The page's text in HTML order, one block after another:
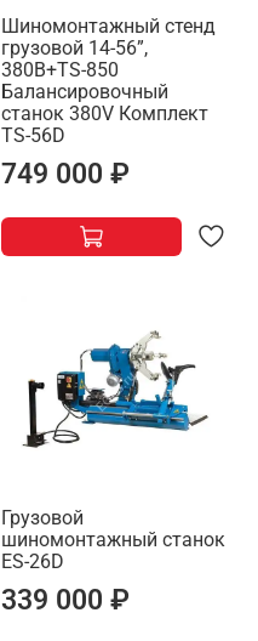
Шиномонтажный стенд
грузовой 14-56”,
380В+TS-850
Балансировочный
станок 380V Комплект
TS-56D
749 000 ₽
Грузовой
шиномонтажный станок
ES-26D
339 000 ₽